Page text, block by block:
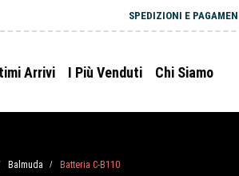
SPEDIZIONI E
Arrivi I Più Venduti Chi Siamo
Balmuda / Batteria C-B110